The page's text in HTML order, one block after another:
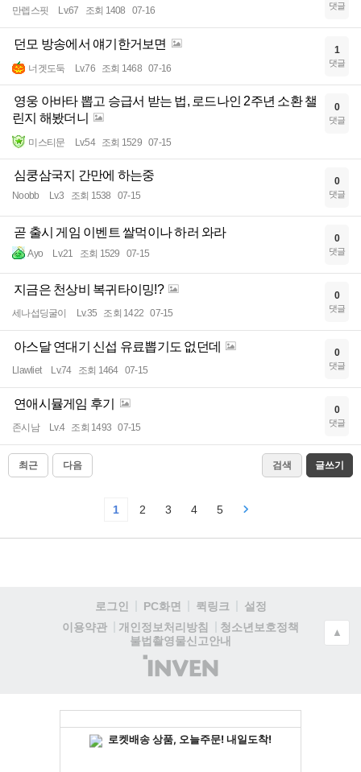
만렙스핏 Lv.67 조회 1408 07-16 댓글
던모 방송에서 얘기한거보면
너겟도둑 Lv.76 조회 1468 07-16
1
댓글
영웅 아바타 뽑고 승급서 받는 법, 로드나인 2주년 소환 챌
린지 해봤더니
미스티문 Lv.54 조회 1529 07-15
0
댓글
심쿵삼국지 간만에 하는중
Noobb Lv.3 조회 1538 07-15
0
댓글
곧 출시 게임 이벤트 쌀먹이나 하러 와라
Ayo Lv.21 조회 1529 07-15
0
댓글
지금은 천상비 복귀타이밍!?
세나섭딩굴이 Lv.35 조회 1422 07-15
0
댓글
아스달 연대기 신섭 유료뽑기도 없던데
Llawliet Lv.74 조회 1464 07-15
0
댓글
연애시뮬게임 후기
존시남 Lv.4 조회 1493 07-15
0
댓글
최근 다음 검색 글쓰기
1 2 3 4 5
로그인 PC화면 퀵링크
설정
이용약관
개인정보처리방침
청소년보호정책
불법촬영물신고안내
(주)
인
▲